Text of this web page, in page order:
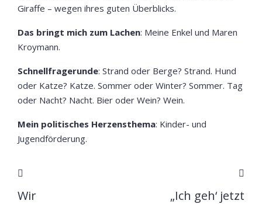
Giraffe – wegen ihres guten Überblicks.
Das bringt mich zum Lachen: Meine Enkel und Maren
Kroymann.
Schnellfragerunde: Strand oder Berge? Strand. Hund
oder Katze? Katze. Sommer oder Winter? Sommer. Tag
oder Nacht? Nacht. Bier oder Wein? Wein.
Mein politisches Herzensthema: Kinder- und
Jugendförderung.
Wir
„Ich geh‘ jetzt